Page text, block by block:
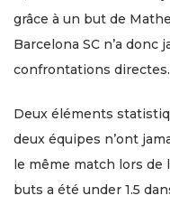
grâce à un but de
Barcelona SC n’a donc
confrontations directes.
Deux éléments
deux équipes n’ont
le même match lors de
buts a été under 1.5